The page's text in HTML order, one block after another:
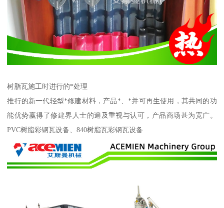
树脂瓦施工时进行的*处理
推行的新一代轻型*修建材料，产品*、*并可再生使用，其共同的功
能优势赢得了修建界人士的遍及重视与认可，产品商场甚为宽广。
PVC树脂彩钢瓦设备、840树脂瓦彩钢瓦设备